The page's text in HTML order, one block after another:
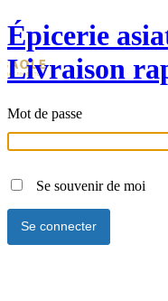
Épicerie
Livraison
Mot de passe
Se souvenir de moi